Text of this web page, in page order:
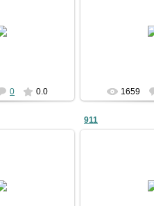
0 0.0 1659
911